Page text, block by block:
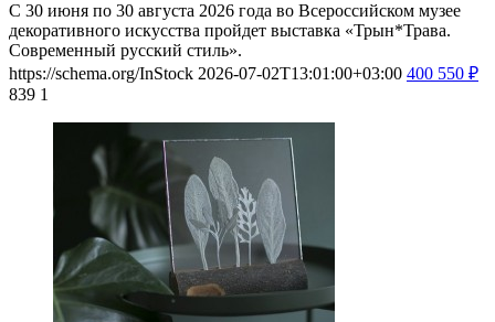
С 30 июня по 30 августа 2026 года во Всероссийском музее
декоративного искусства пройдет выставка «Трын*Трава.
Современный русский стиль».
https://schema.org/InStock 2026-07-02T13:01:00+03:00 400 550 ₽
839 1